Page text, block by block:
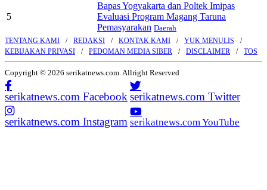
5
Bapas Yogyakarta dan Poltek Imipas
Evaluasi Program Magang Taruna
Pemasyarakan Daerah
TENTANG KAMI REDAKSI KONTAK KAMI
YUK MENULIS
KEBIJAKAN PRIVASI
PEDOMAN MEDIA SIBER DISCLAIMER TOS
Copyright © 2026 serikatnews.com. Allright Reserved
serikatnews.com Facebook serikatnews.com Twitter
serikatnews.com Instagram serikatnews.com YouTube